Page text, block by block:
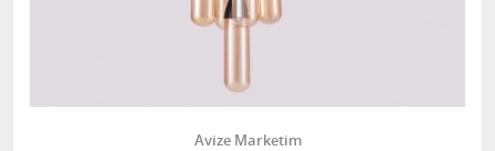
Avize Marketim